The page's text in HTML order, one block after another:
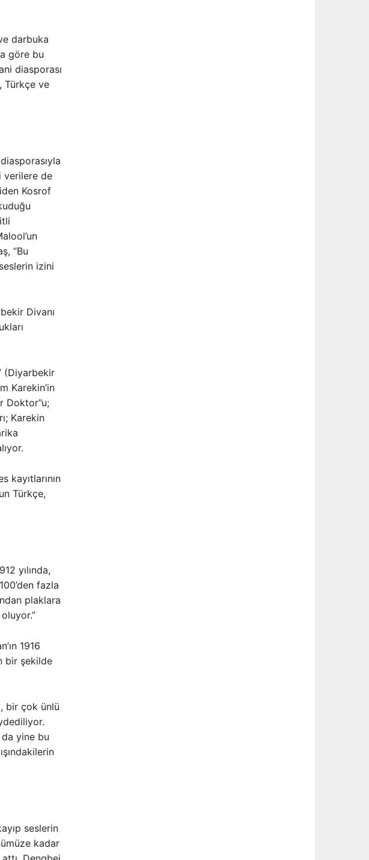
darbuka
göre bu
diasporası
Türkçe ve
verilere de
Kosrof
“Bu
izini
Divanı
(Diyarbekir
Karekin’in
Doktor”u;
Karekin
kayıtlarının
Türkçe,
yılında,
fazla
plaklara
1916
bir şekilde
bir çok ünlü
da yine bu
seslerin
kadar